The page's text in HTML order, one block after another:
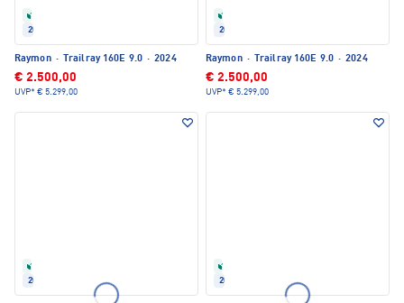
2024
Raymon · Trailray 160E 9.0 · 2024
€ 2.500,00
UVP* € 5.299,00
2024
Raymon · Trailray 160E 9.0 · 2024
€ 2.500,00
UVP* € 5.299,00
2024
2024